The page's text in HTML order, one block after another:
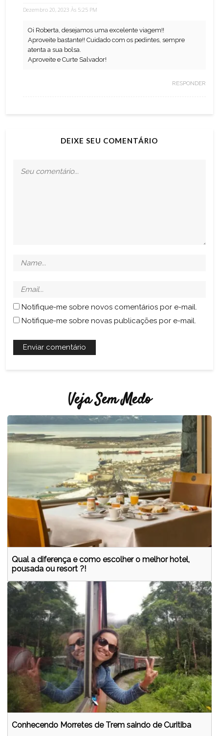
Dezembro 20, 2023 Às 5:25 PM
Oi Roberta, desejamos uma excelente viagem!!
Aproveite bastante!! Cuidado com os pedintes, sempre
atenta a sua bolsa.
Aproveite e Curte Salvador!
RESPONDER
DEIXE SEU COMENTÁRIO
Notifique-me sobre novos comentários por e-mail.
Notifique-me sobre novas publicações por e-mail.
Veja Sem Medo
Qual a diferença e como escolher o melhor hotel,
pousada ou resort ?!
Conhecendo Morretes de Trem saindo de Curitiba